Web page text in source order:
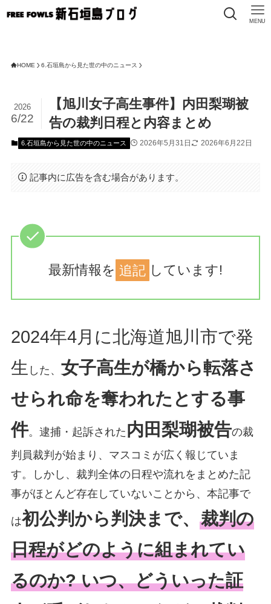
MENU
HOME 6.石垣島から見た世の中のニュース
【旭川女子高生事件】内田梨瑚被
告の裁判日程と内容まとめ
2026
6/22
6.石垣島から見た世の中のニュース 2026年5月31日 2026年6月22日
記事内に広告を含む場合があります。
最新情報を 追記 しています!
2024年4月に北海道旭川市で発
生 した、 女子高生が橋から転落さ
せられ命を奪われたとする事
件。逮捕・起訴された 内田梨瑚被告の裁
判員裁判が始まり、マスコミが広く報じていま
す。しかし、裁判全体の日程や流れをまとめた記
事がほとんど存在していないことから、本記事で
は初公判から判決まで、 裁判の
日程がどのように組まれてい
るのか? いつ、どういった証